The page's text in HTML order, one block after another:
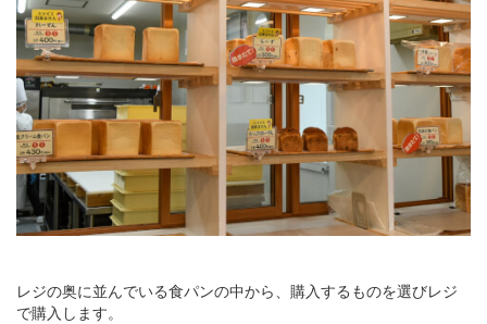
レジの奥に並んでいる食パンの中から、購入するものを選びレジ
で購入します。